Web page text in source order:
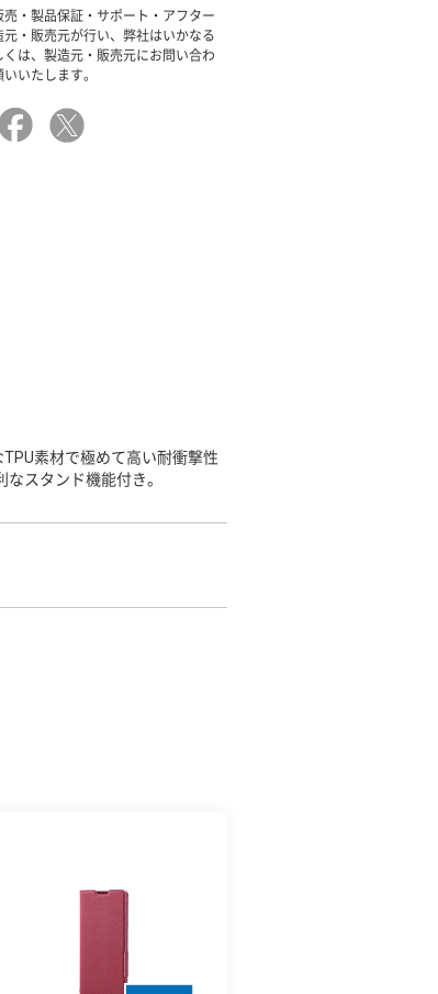
・製品保証・サポート・アフター
・販売元が行い、弊社はいかなる
は、製造元・販売元にお問い合わ
いたします。
素材で極めて高い耐衝撃性
スタンド機能付き。